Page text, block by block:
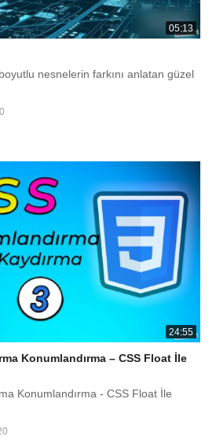
05:13
nesnelerin farkını anlatan güzel
24:55
Konumlandırma – CSS Float İle
Konumlandırma - CSS Float İle